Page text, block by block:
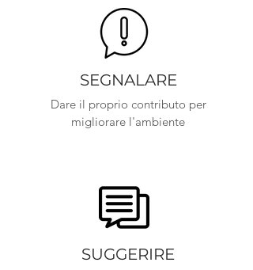
SEGNALARE
Dare il proprio contributo per
migliorare l'ambiente
SUGGERIRE